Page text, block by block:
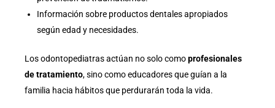
Información sobre productos dentales apropiados
según edad y necesidades.
Los odontopediatras actúan no solo comoprofesionales
de tratamiento, sino como educadores que guían a la
familia hacia hábitos que perdurarán toda la vida.